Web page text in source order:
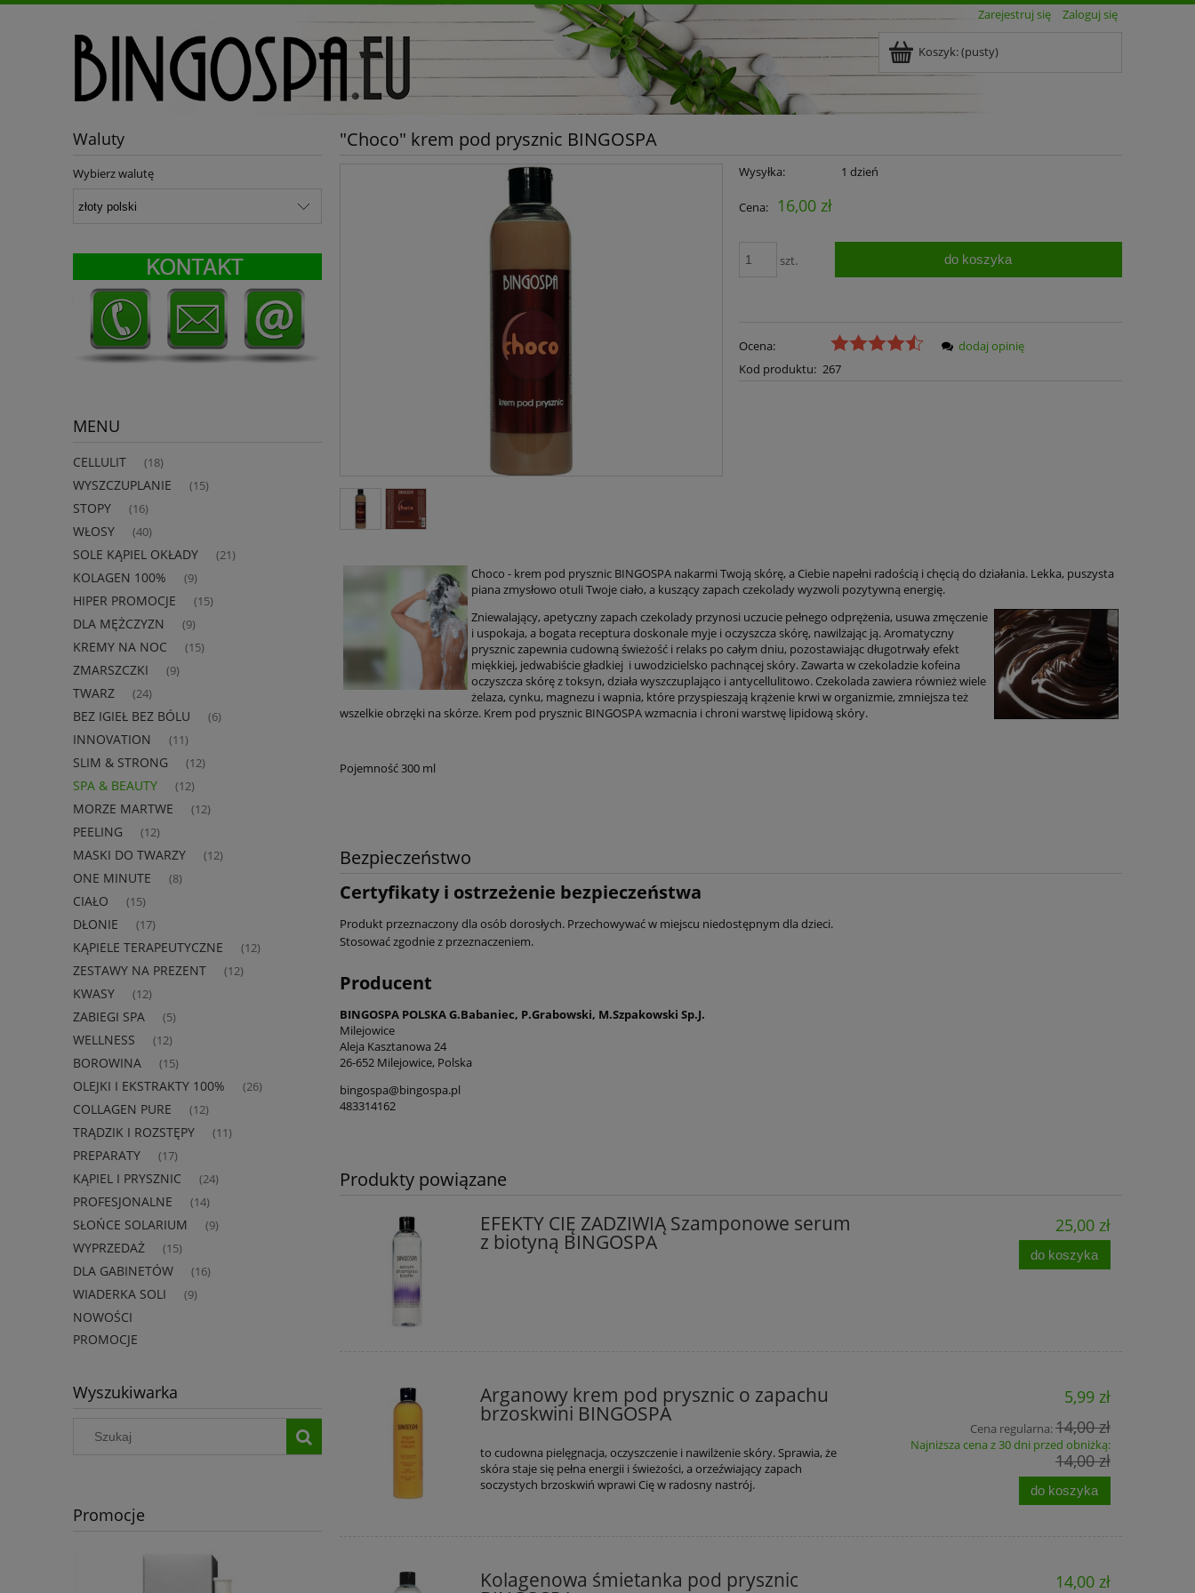
Zarejestruj się Zaloguj się
Koszyk:(pusty)
Waluty
Wybierz walutę
MENU
CELLULIT (18)
WYSZCZUPLANIE (15)
STOPY (16)
WŁOSY (40)
SOLE KĄPIEL OKŁADY (21)
KOLAGEN 100% (9)
HIPER PROMOCJE (15)
DLA MĘŻCZYZN (9)
KREMY NA NOC (15)
ZMARSZCZKI (9)
TWARZ (24)
BEZ IGIEŁ BEZ BÓLU (6)
INNOVATION (11)
SLIM & STRONG (12)
SPA & BEAUTY (12)
MORZE MARTWE (12)
PEELING (12)
MASKI DO TWARZY (12)
ONE MINUTE (8)
CIAŁO (15)
DŁONIE (17)
KĄPIELE TERAPEUTYCZNE (12)
ZESTAWY NA PREZENT (12)
KWASY (12)
ZABIEGI SPA (5)
WELLNESS (12)
BOROWINA (15)
OLEJKI I EKSTRAKTY 100% (26)
COLLAGEN PURE (12)
TRĄDZIK I ROZSTĘPY (11)
PREPARATY (17)
KĄPIEL I PRYSZNIC (24)
PROFESJONALNE (14)
SŁOŃCE SOLARIUM (9)
WYPRZEDAŻ (15)
DLA GABINETÓW (16)
WIADERKA SOLI (9)
NOWOŚCI
PROMOCJE
Wyszukiwarka
Promocje
"Choco" krem pod prysznic BINGOSPA
Wysyłka: 1 dzień
Cena: 16,00 zł
szt. do koszyka
Ocena:
Kod produktu: 267
dodaj opinię
Choco - krem pod prysznic BINGOSPA nakarmi Twoją skórę, a Ciebie napełni radością i chęcią do działania. Lekka, puszysta
piana zmysłowo otuli Twoje ciało, a kuszący zapach czekolady wyzwoli pozytywną energię.
Zniewalający, apetyczny zapach czekolady przynosi uczucie pełnego odprężenia, usuwa zmęczenie
i uspokaja, a bogata receptura doskonale myje i oczyszcza skórę, nawilżając ją. Aromatyczny
prysznic zapewnia cudowną świeżość i relaks po całym dniu, pozostawiając długotrwały efekt
miękkiej, jedwabiście gładkiej i uwodzicielsko pachnącej skóry. Zawarta w czekoladzie kofeina
oczyszcza skórę z toksyn, działa wyszczuplająco i antycellulitowo. Czekolada zawiera również wiele
żelaza, cynku, magnezu i wapnia, które przyspieszają krążenie krwi w organizmie, zmniejsza też
wszelkie obrzęki na skórze. Krem pod prysznic BINGOSPA wzmacnia i chroni warstwę lipidową skóry.
Pojemność 300 ml
Bezpieczeństwo
Certyfikaty i ostrzeżenie bezpieczeństwa
Produkt przeznaczony dla osób dorosłych. Przechowywać w miejscu niedostępnym dla dzieci.
Stosować zgodnie z przeznaczeniem.
Producent
BINGOSPA POLSKA G.Babaniec, P.Grabowski, M.Szpakowski Sp.J.
Milejowice
Aleja Kasztanowa 24
26-652 Milejowice, Polska
bingospa@bingospa.pl
483314162
Produkty powiązane
EFEKTY CIĘ ZADZIWIĄ Szamponowe serum
z biotyną BINGOSPA
25,00 zł
do koszyka
Arganowy krem pod prysznic o zapachu
brzoskwini BINGOSPA
to cudowna pielęgnacja, oczyszczenie i nawilżenie skóry. Sprawia, że
skóra staje się pełna energii i świeżości, a orzeźwiający zapach
soczystych brzoskwiń wprawi Cię w radosny nastrój.
5,99 zł
Cena regularna:14,00 zł
Najniższa cena z 30 dni przed obniżką:
14,00 zł
do koszyka
Kolagenowa śmietanka pod prysznic 14,00 zł